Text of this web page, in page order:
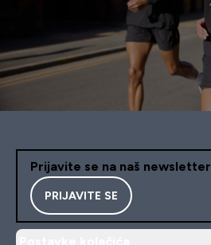
Prijavite se na naš newsletter
PRIJAVITE SE